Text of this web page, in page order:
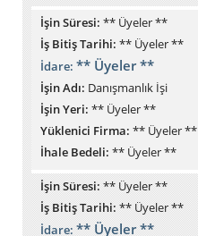
İşin Süresi: ** Üyeler **
İş Bitiş Tarihi: ** Üyeler **
İdare: ** Üyeler **
İşin Adı: Danışmanlık İşi
İşin Yeri: ** Üyeler **
Yüklenici Firma: ** Üyeler **
İhale Bedeli: ** Üyeler **
İşin Süresi:** Üyeler **
İş Bitiş Tarihi:** Üyeler **
İdare:** Üyeler **